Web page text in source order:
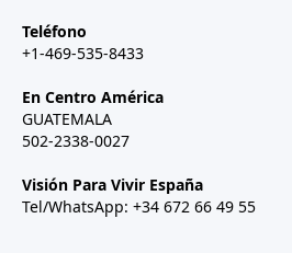
Teléfono
+1-469-535-8433
En Centro América
GUATEMALA
502-2338-0027
Visión Para Vivir España
Tel/WhatsApp: +34 672 66 49 55